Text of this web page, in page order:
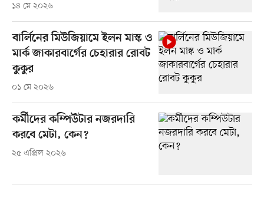
১৪ মে ২০২৬
বার্লিনের মিউজিয়ামে ইলন মাস্ক ও
মার্ক জাকারবার্গের চেহারার রোবট
কুকুর
০১ মে ২০২৬
কর্মীদের কম্পিউটার নজরদারি
করবে মেটা, কেন?
২৫ এপ্রিল ২০২৬